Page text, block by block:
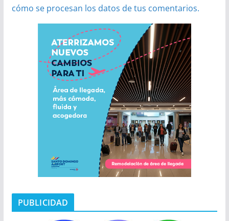
cómo se procesan los datos de tus comentarios.
PUBLICIDAD